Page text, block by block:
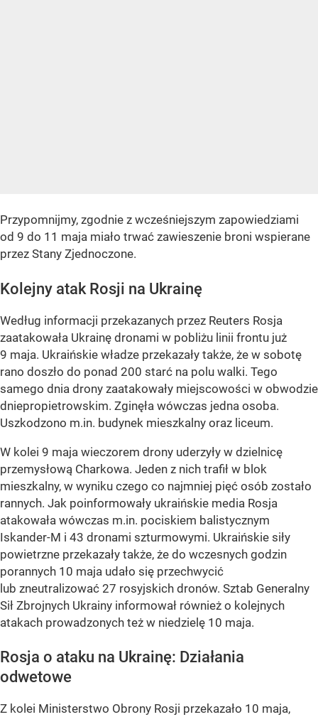
Przypomnijmy, zgodnie z wcześniejszym zapowiedziami
od 9 do 11 maja miało trwać zawieszenie broni wspierane
przez Stany Zjednoczone.
Kolejny atak Rosji na Ukrainę
Według informacji przekazanych przez Reuters Rosja
zaatakowała Ukrainę dronami w pobliżu linii frontu już
9 maja. Ukraińskie władze przekazały także, że w sobotę
rano doszło do ponad 200 starć na polu walki. Tego
samego dnia drony zaatakowały miejscowości w obwodzie
dniepropietrowskim. Zginęła wówczas jedna osoba.
Uszkodzono m.in. budynek mieszkalny oraz liceum.
W kolei 9 maja wieczorem drony uderzyły w dzielnicę
przemysłową Charkowa. Jeden z nich trafił w blok
mieszkalny, w wyniku czego co najmniej pięć osób zostało
rannych. Jak poinformowały ukraińskie media Rosja
atakowała wówczas m.in. pociskiem balistycznym
Iskander-M i 43 dronami szturmowymi. Ukraińskie siły
powietrzne przekazały także, że do wczesnych godzin
porannych 10 maja udało się przechwycić
lub zneutralizować 27 rosyjskich dronów. Sztab Generalny
Sił Zbrojnych Ukrainy informował również o kolejnych
atakach prowadzonych też w niedzielę 10 maja.
Rosja o ataku na Ukrainę: Działania
odwetowe
Z kolei Ministerstwo Obrony Rosji przekazało 10 maja,